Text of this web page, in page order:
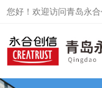
您好！欢迎访问青岛永